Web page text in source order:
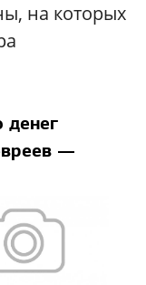
на которых
—